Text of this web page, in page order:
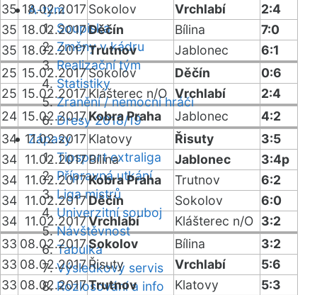
A-tým
Soupiska
Změny v kádru
Realizační tým
Statistiky
Zranění / nemocní hráči
Dresy 2018/19
Zápasy
Tipsport extraliga
Přípravná utkání
Liga mistrů
Univerzitní souboj
Návštěvnost
Tabulka
Výsledkový servis
Rozlosování a info
35 18.02.2017 Sokolov Vrchlabí
2:4
35 18.02.2017Děčín Bílina
7:0
35 18.02.2017Trutnov Jablonec
6:1
25 15.02.2017Sokolov Děčín
0:6
25 15.02.2017Klášterec n/O Vrchlabí
2:4
24 15.02.2017Kobra Praha Jablonec
4:2
34 11.02.2017 Klatovy Řisuty
3:5
34 11.02.2017Bílina Jablonec
3:4p
34 11.02.2017Kobra Praha Trutnov
6:2
34 11.02.2017Děčín Sokolov
6:0
34 11.02.2017Vrchlabí Klášterec n/O 3:2
33 08.02.2017Sokolov Bílina
3:2
33 08.02.2017Řisuty Vrchlabí
5:6
33 08.02.2017Trutnov Klatovy
5:3